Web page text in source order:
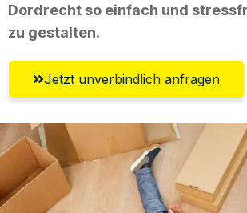
Dordrecht so einfach und
zu gestalten.
Jetzt unverbindlich anfragen